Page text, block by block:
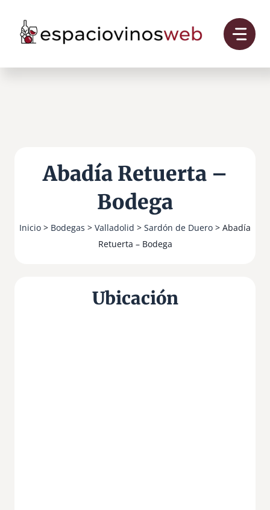
contenido
Abadía Retuerta –
Bodega
Inicio > Bodegas > Valladolid > Sardón de Duero > Abadía
Retuerta – Bodega
Ubicación